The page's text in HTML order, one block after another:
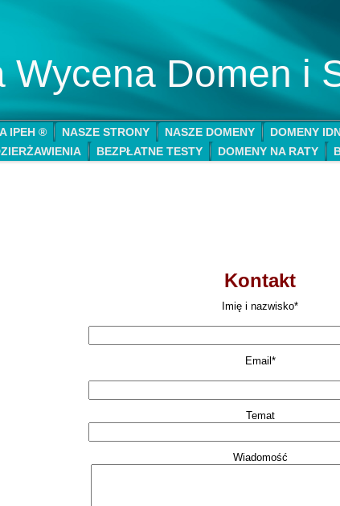
Wycena Domen i
IPEH ® NASZE STRONY NASZE DOMENY
DOMENY
BEZPŁATNE TESTY DOMENY NA RATY
Kontakt
Imię i nazwisko*
Email*
Temat
Wiadomość